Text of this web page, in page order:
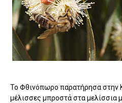
Το Φθινόπωρο παρατήρησα στην
μέλισσες μπροστά στα μελίσσια